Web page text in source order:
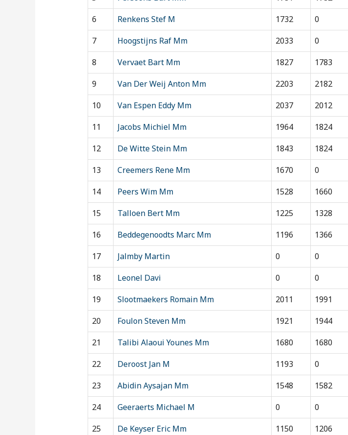
6
Renkens Stef M 1732 0
7
Hoogstijns Raf Mm 2033 0
8
Vervaet Bart Mm 1827 1783
9
Van Der Weij Anton Mm 2203 2182
10
Van Espen Eddy Mm 2037 2012
11
Jacobs Michiel Mm 1964 1824
12
De Witte Stein Mm 1843 1824
13
Creemers Rene Mm 1670 0
14
Peers Wim Mm 1528 1660
15
Talloen Bert Mm 1225 1328
16
Beddegenoodts Marc Mm 1196 1366
17
Jalmby Martin 0 0
18
Leonel Davi 0 0
19
Slootmaekers Romain Mm 2011 1991
20
Foulon Steven Mm 1921 1944
21
Talibi Alaoui Younes Mm 1680 1680
22
Deroost Jan M 1193 0
23
Abidin Aysajan Mm 1548 1582
24
Geeraerts Michael M 0 0
25
De Keyser Eric Mm 1150 1206